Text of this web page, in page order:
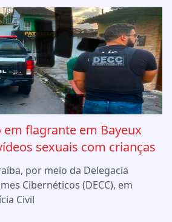
flagrante em Bayeux
sexuais com crianças
por meio da Delegacia
Cibernéticos (DECC), em
Civil